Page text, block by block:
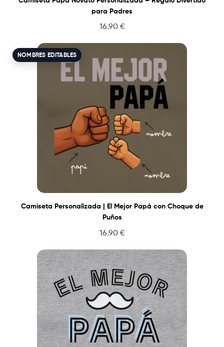
para Padres
16.90 €
NOMBRES EDITABLES
Camiseta Personalizada | El Mejor Papá con Choque de
Puños
16.90 €